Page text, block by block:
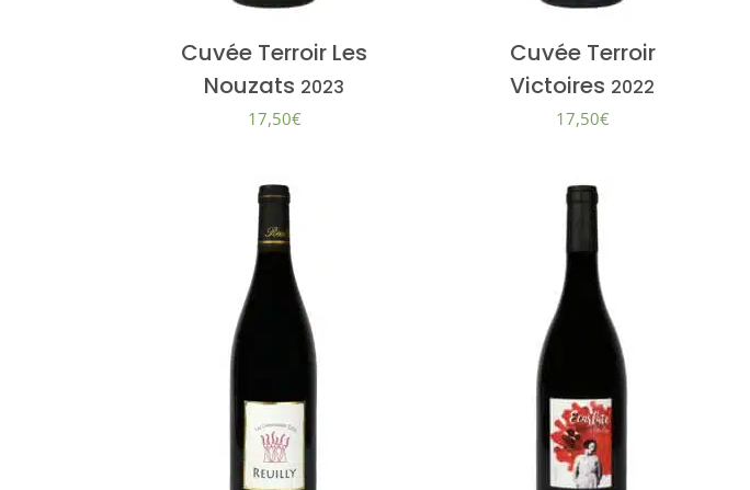
Cuvée Terroir Les
Nouzats 2023
17,50€
Cuvée Terroir
Victoires 2022
17,50€